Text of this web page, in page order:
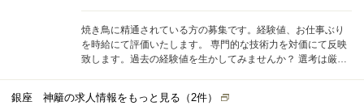
焼き鳥に精通されている方の募集です。経験値、お仕事ぶり
を時給にて評価いたします。 専門的な技術力を対価にて反映
致します。過去の経験値を生かしてみませんか？ 選考は厳し
らいまで。多少の残業がある場合もあります。 ランチタイム
銀座 神籬の求人情報をもっと見る（2件）